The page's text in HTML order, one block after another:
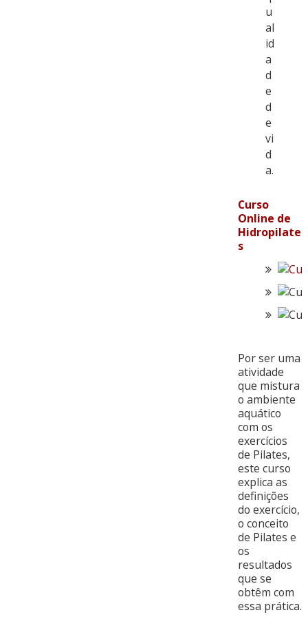
u
al
id
a
d
e
d
e
vi
d
a.
Curso
Online de
Hidropilate
s
Por ser uma
atividade
que mistura
o ambiente
aquático
com os
exercícios
de Pilates,
este curso
explica as
definições
do exercício,
o conceito
de Pilates e
os
resultados
que se
obtêm com
essa prática.